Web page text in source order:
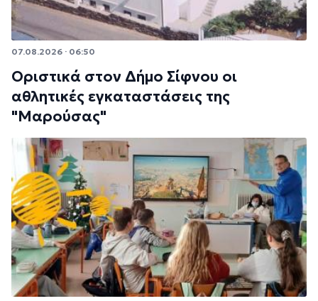
07.08.2026 · 06:50
Οριστικά στον Δήμο Σίφνου οι
αθλητικές εγκαταστάσεις της
"Μαρούσας"